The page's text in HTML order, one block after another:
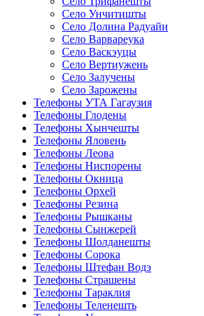
Село Унчитишты
Село Долина Радуайи
Село Варвареука
Село Васкэуцы
Село Вертиужень
Село Залучены
Село Зарожены
Телефоны УТА Гагаузия
Телефоны Глодены
Телефоны Хынчешты
Телефоны Яловень
Телефоны Леова
Телефоны Ниспорены
Телефоны Окница
Телефоны Орхей
Телефоны Резина
Телефоны Рышканы
Телефоны Сынжерей
Телефоны Шолданешты
Телефоны Сорока
Телефоны Штефан Водэ
Телефоны Страшены
Телефоны Тараклия
Телефоны Теленешть